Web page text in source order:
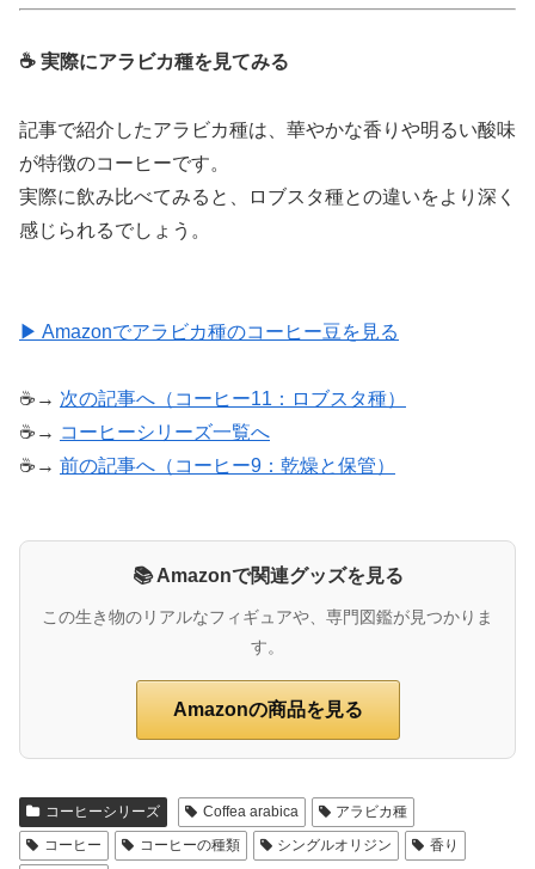
☕ 実際にアラビカ種を見てみる
記事で紹介したアラビカ種は、華やかな香りや明るい酸味
が特徴のコーヒーです。
実際に飲み比べてみると、ロブスタ種との違いをより深く
感じられるでしょう。
▶ Amazonでアラビカ種のコーヒー豆を見る
☕→ 次の記事へ（コーヒー11：ロブスタ種）
☕→ コーヒーシリーズ一覧へ
☕→ 前の記事へ（コーヒー9：乾燥と保管）
📚 Amazonで関連グッズを見る
この生き物のリアルなフィギュアや、専門図鑑が見つかりま
す。
Amazonの商品を見る
コーヒーシリーズ Coffea arabica
アラビカ種
コーヒー
コーヒーの種類 シングルオリジン
香り